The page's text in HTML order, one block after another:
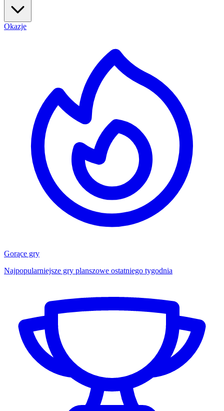
Okazje
Gorące gry
Najpopularniejsze gry planszowe ostatniego tygodnia